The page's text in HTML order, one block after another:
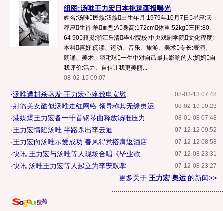
组图:汤唯王力宏日本挑逗画报曝光
姓名:汤唯民族:汉族出生年月:1979年10月7日星座:天
秤座生肖:羊血型:A身高:172cm体重:52kg三围:80
64 90籍贯:浙江乐清毕业院校:中央戏剧学院文化程度:
本科喜好:阅读、运动、音乐、旅游、美术专长:表演、
朗诵、美术、羽毛球一生中对自己最具影响的人:妈妈自
我评价:活力、自信让我更美丽...
08-02-15 09:07
08-03-13 07:48
·汤唯遭封杀蒸发 王力宏心疼致电安慰
08-02-19 10:23
·射箭美女酷似汤唯走红网络 领导称其无缘奥运
08-01-08 07:48
·港媒爆王力宏备一千首钢琴曲释放汤唯压力
07-12-12 09:52
·王力宏情陷汤唯 半路杀出李云迪
07-12-12 08:58
·王力宏向汤唯示爱成功 春风得意搭肩返酒店
07-12-08 23:31
·快讯:王力宏与汤唯等人现场合唱《毕业歌...
07-12-08 23:27
·快讯:汤唯王力宏等人起立为李安鼓掌
更多关于 王力宏 奥运 的新闻>>